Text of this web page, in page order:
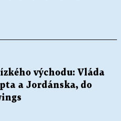
východu: Vláda
a Jordánska, do